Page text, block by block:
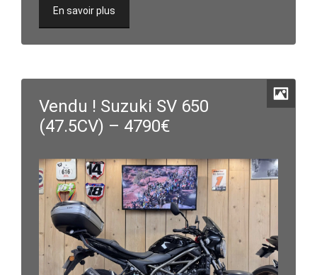
En savoir plus
Vendu ! Suzuki SV 650
(47.5CV) – 4790€